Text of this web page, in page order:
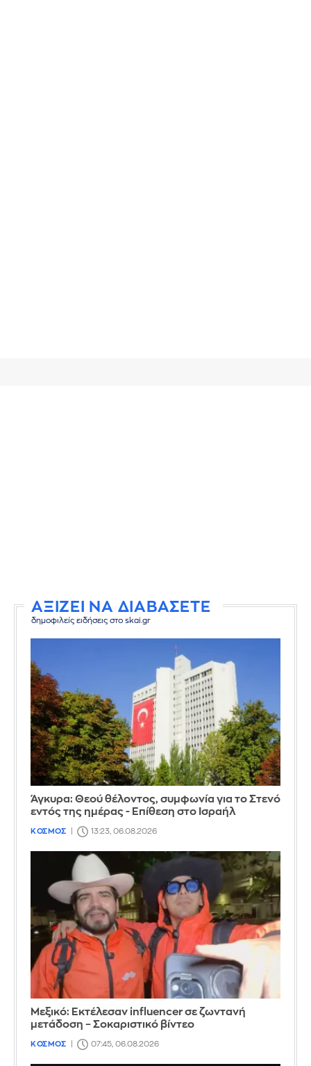
ΑΞΙΖΕΙ ΝΑ ΔΙΑΒΑΣΕΤΕ
δημοφιλείς ειδήσεις στο skai.gr
Άγκυρα: Θεού θέλοντος, συμφωνία για το Στενό
εντός της ημέρας - Επίθεση στο Ισραήλ
ΚΟΣΜΟΣ 13:23, 06.08.2026
Μεξικό: Εκτέλεσαν influencer σε ζωντανή
μετάδοση – Σοκαριστικό βίντεο
ΚΟΣΜΟΣ 07:45, 06.08.2026